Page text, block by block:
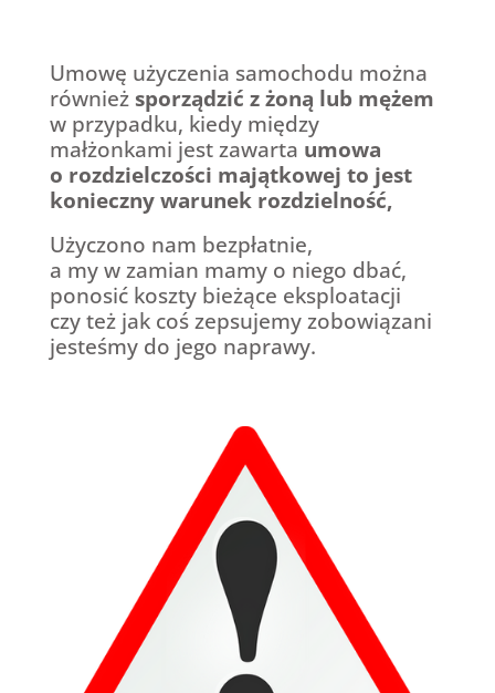
Umowę użyczenia samochodu można
również sporządzić z żoną lub mężem
w przypadku, kiedy między
małżonkami jest zawarta umowa
o rozdzielczości majątkowej to jest
konieczny warunek rozdzielność,
Użyczono nam bezpłatnie,
a my w zamian mamy o niego dbać,
ponosić koszty bieżące eksploatacji
czy też jak coś zepsujemy zobowiązani
jesteśmy do jego naprawy.